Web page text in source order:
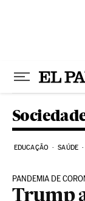
EDUCAÇÃO SAÚDE
PANDEMIA DE
Trump